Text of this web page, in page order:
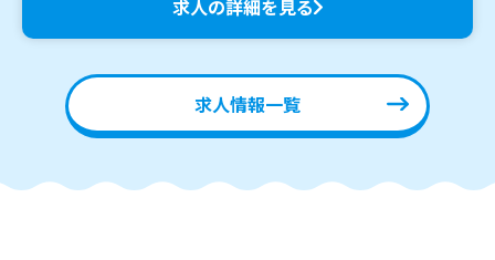
求人の詳細を見る
求人情報一覧